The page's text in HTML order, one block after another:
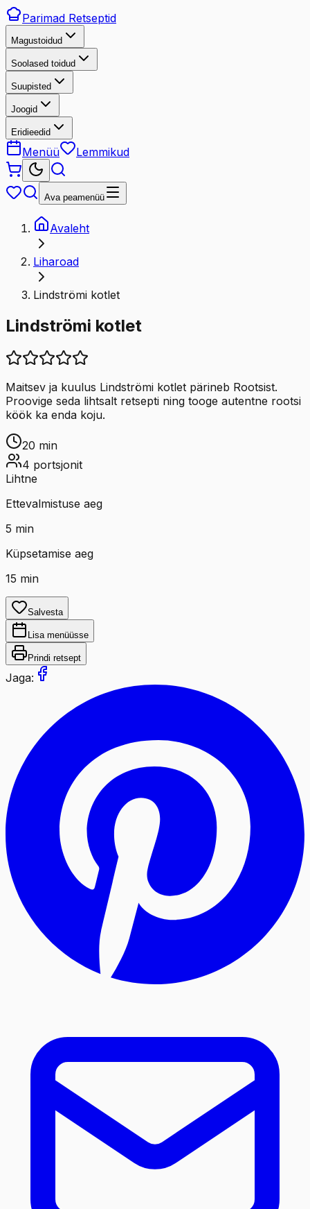
Parimad Retseptid
Magustoidud
Soolased toidud
Suupisted
Joogid
Eridieedid
Menüü Lemmikud
Ava peamenüü
Avaleht
Liharoad
Lindströmi kotlet
Lindströmi kotlet
Maitsev ja kuulus Lindströmi kotlet pärineb Rootsist.
Proovige seda lihtsalt retsepti ning tooge autentne rootsi
köök ka enda koju.
20 min
4 portsjonit
Lihtne
Ettevalmistuse aeg
5 min
Küpsetamise aeg
15 min
Salvesta
Lisa menüüsse
Prindi retsept
Jaga: